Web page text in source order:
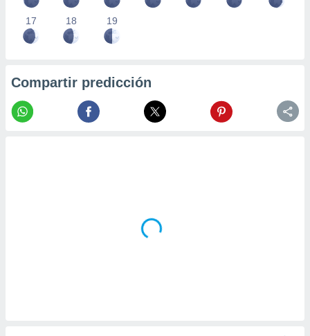
17 18 19
Compartir predicción